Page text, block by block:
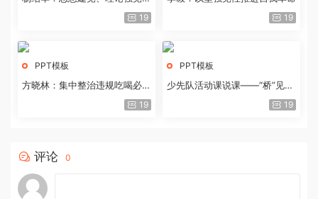
19 19
PPT模板
方晓林：集中整治违规吃喝必须
19
PPT模板
少先队活动课说课——“桥”见中
19
评论 0